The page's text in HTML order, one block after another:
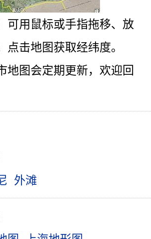
可用鼠标或手指拖移、放
点击地图获取经纬度。
地图会定期更新，欢迎回
外滩